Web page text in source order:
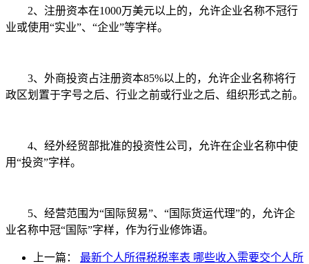
2、注册资本在1000万美元以上的，允许企业名称不冠行
业或使用“实业”、“企业”等字样。
3、外商投资占注册资本85%以上的，允许企业名称将行
政区划置于字号之后、行业之前或行业之后、组织形式之前。
4、经外经贸部批准的投资性公司，允许在企业名称中使
用“投资”字样。
5、经营范围为“国际贸易”、“国际货运代理”的，允许企
业名称中冠“国际”字样，作为行业修饰语。
上一篇： 最新个人所得税税率表 哪些收入需要交个人所